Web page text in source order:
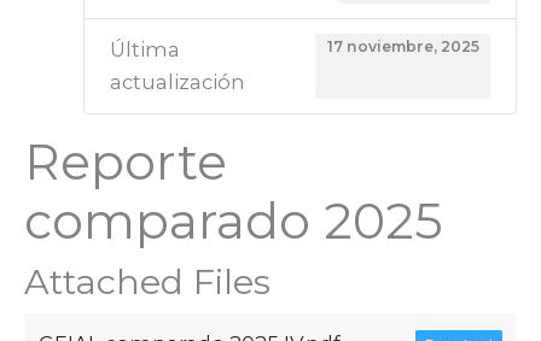
Última
actualización
17 noviembre, 2025
Reporte
comparado 2025
Attached Files